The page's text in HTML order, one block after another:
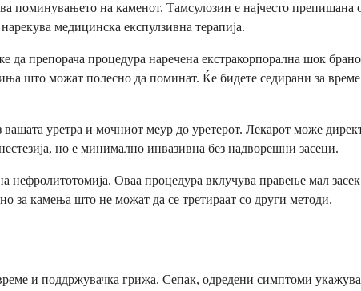
поминувањето на каменот. Тамсулозин е најчесто препишана
медицинска експулзивна терапија.
препорача процедура наречена екстракорпорална шок
што можат полесно да поминат. Ќе бидете седирани за
уретра и мочниот меур до уретерот. Лекарот може
но е минимално инвазивна без надворешни засеци.
Оваа процедура вклучува правење мал
за камења што не можат да се третираат со други методи.
и поддржувачка грижа. Сепак, одредени симптоми